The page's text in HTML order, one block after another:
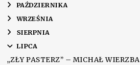
► PAŹDZIERNIKA
► WRZEŚNIA
► SIERPNIA
▼ LIPCA
„ZŁY PASTERZ” – MICHAŁ